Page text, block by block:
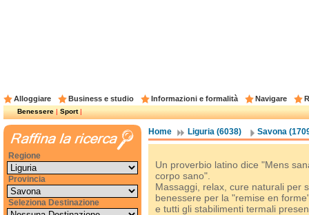
Alloggiare Business e studio Informazioni e formalità Navigare
Benessere|Sport|
Home Liguria (6038) Savona
Un proverbio latino dice "Mens
corpo sano".
Massaggi, relax, cure naturali per
benessere per la "remise en
e tutti gli stabilimenti termali
Regione
Provincia
Seleziona Destinazione